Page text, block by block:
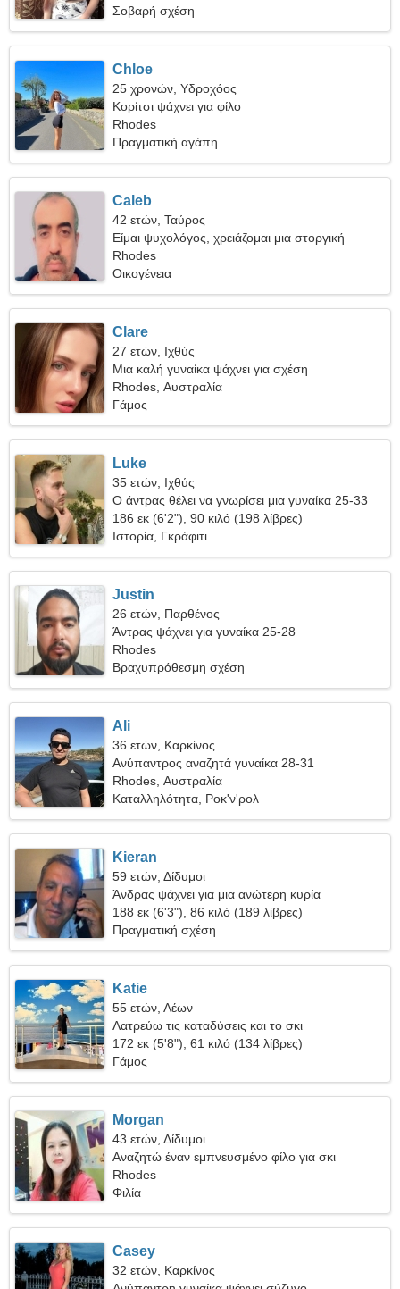
Σοβαρή σχέση
Chloe
25 χρονών, Υδροχόος
Κορίτσι ψάχνει για φίλο
Rhodes
Πραγματική αγάπη
Caleb
42 ετών, Ταύρος
Είμαι ψυχολόγος, χρειάζομαι μια στοργική
γυναίκα
Rhodes
Οικογένεια
Clare
27 ετών, Ιχθύς
Μια καλή γυναίκα ψάχνει για σχέση
Rhodes, Αυστραλία
Γάμος
Luke
35 ετών, Ιχθύς
Ο άντρας θέλει να γνωρίσει μια γυναίκα 25-33
186 εκ (6'2"), 90 κιλό (198 λίβρες)
Ιστορία, Γκράφιτι
Justin
26 ετών, Παρθένος
Άντρας ψάχνει για γυναίκα 25-28
Rhodes
Βραχυπρόθεσμη σχέση
Ali
36 ετών, Καρκίνος
Ανύπαντρος αναζητά γυναίκα 28-31
Rhodes, Αυστραλία
Καταλληλότητα, Ροκ'ν'ρολ
Kieran
59 ετών, Δίδυμοι
Άνδρας ψάχνει για μια ανώτερη κυρία
188 εκ (6'3"), 86 κιλό (189 λίβρες)
Πραγματική σχέση
Katie
55 ετών, Λέων
Λατρεύω τις καταδύσεις και το σκι
172 εκ (5'8"), 61 κιλό (134 λίβρες)
Γάμος
Morgan
43 ετών, Δίδυμοι
Αναζητώ έναν εμπνευσμένο φίλο για σκι
Rhodes
Φιλία
Casey
32 ετών, Καρκίνος